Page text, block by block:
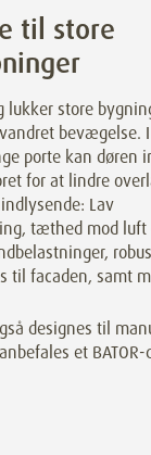
til store
lukker store
porte kan døren
for at lindre
Lav
tæthed mod luft
til facaden, samt
designes til
et BATOR-